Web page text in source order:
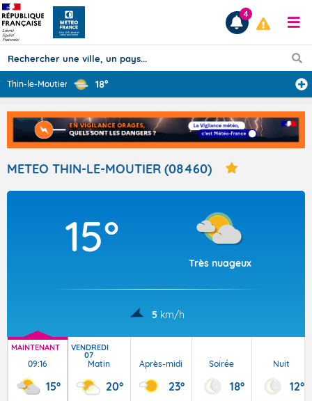
Prévisions
TOUS LES RÉSULTATS
Articles
4
Thin-le-Moutier 18°
METEO THIN-LE-MOUTIER (08460)
15°
Très nuageux
5 km/h
MAINTENANT
09:16
15°
VENDREDI
07
Matin
20°
Après-midi
23°
Soirée
18°
Nuit
12°